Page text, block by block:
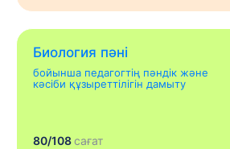
Биология пәні
бойынша педагогтің пәндік және
кәсіби құзыреттілігін дамыту
80/108сағат